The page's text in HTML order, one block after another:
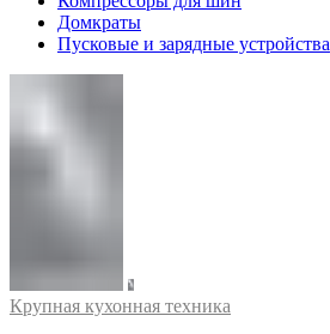
Домкраты
Пусковые и зарядные устройства
Крупная кухонная техника